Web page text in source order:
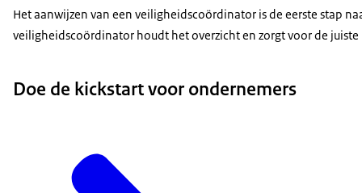
Het aanwijzen van een veiligheidscoördinator is de eerste stap
veiligheidscoördinator houdt het overzicht en zorgt voor de
Doe de kickstart voor ondernemers